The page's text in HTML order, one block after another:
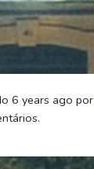
6 years ago por